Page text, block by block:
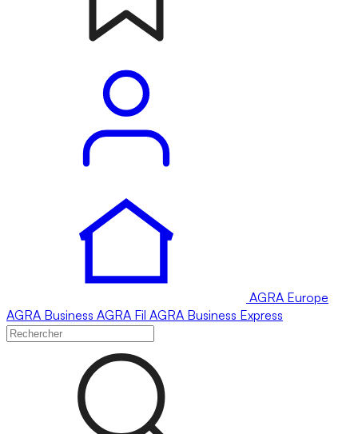
AGRA Europe
AGRA Business AGRA Fil AGRA Business Express